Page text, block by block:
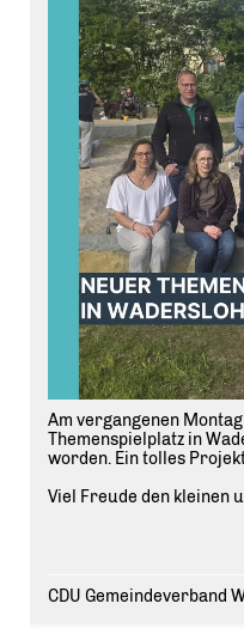
Am vergangenen
Themenspielplatz in
worden. Ein tolles
Viel Freude den kleinen